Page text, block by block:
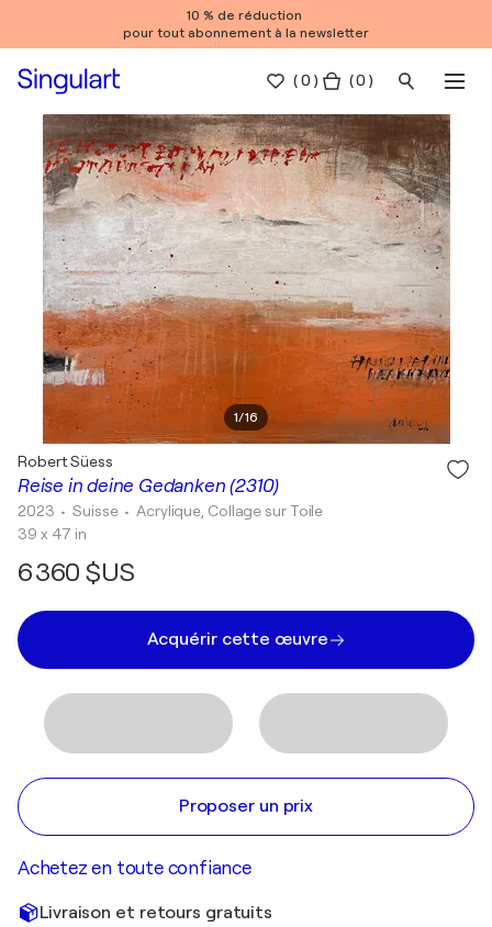
10 % de réduction
pour tout abonnement à la newsletter
(0 ) ( 0 )
1/16
Reise in deine Gedanken (2310)
Robert Süess
2023 • Suisse •Acrylique, Collage sur Toile
39 x 47 in
6 360 $US
Acquérir cette œuvre
Proposer un prix
Achetez en toute confiance
Livraison et retours gratuits